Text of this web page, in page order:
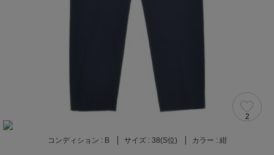
2
コンディション : B サイズ : 38(S位) カラー : 紺